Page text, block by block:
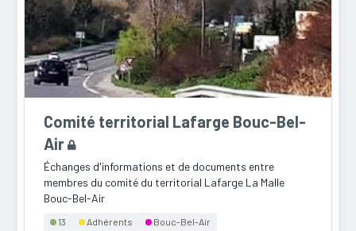
Comité territorial Lafarge Bouc-Bel-
Air
Échanges d'informations et de documents entre
membres du comité du territorial Lafarge La Malle
Bouc-Bel-Air
13 Adhérents Bouc-Bel-Air